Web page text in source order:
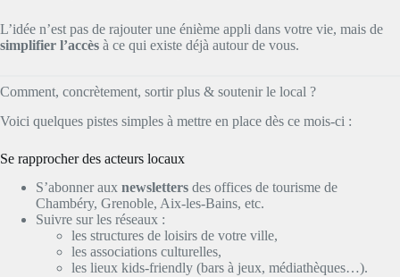
L’idée n’est pas de rajouter une énième appli dans votre vie, mais de
simplifier l’accès à ce qui existe déjà autour de vous.
Comment, concrètement, sortir plus & soutenir le local ?
Voici quelques pistes simples à mettre en place dès ce mois-ci :
Se rapprocher des acteurs locaux
S’abonner aux newsletters des offices de tourisme de
Chambéry, Grenoble, Aix-les-Bains, etc.
Suivre sur les réseaux :
les structures de loisirs de votre ville,
les associations culturelles,
les lieux kids-friendly (bars à jeux, médiathèques…).